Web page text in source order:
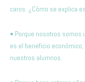
caros. ¿Cómo se explica
• Porque nosotros somos
es el beneficio
nuestros alumnos.